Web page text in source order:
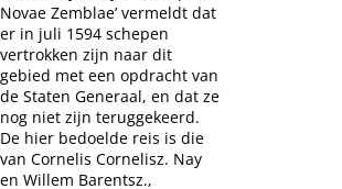
Novae Zemblae’ vermeldt dat
er in juli 1594 schepen
vertrokken zijn naar dit
gebied met een opdracht van
de Staten Generaal, en dat ze
nog niet zijn teruggekeerd.
De hier bedoelde reis is die
van Cornelis Cornelisz. Nay
en Willem Barentsz.,